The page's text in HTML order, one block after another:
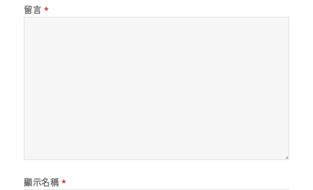
留言 *
顯示名稱 *